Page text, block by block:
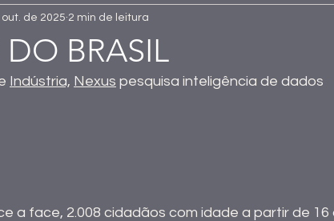
DO BRASIL
de 2025 2 min de leitura
Indústria, Nexus pesquisa inteligência de dados
a face, 2.008 cidadãos com idade a partir de 16